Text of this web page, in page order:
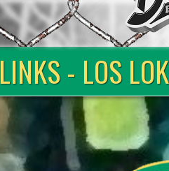
LINKS - LOS